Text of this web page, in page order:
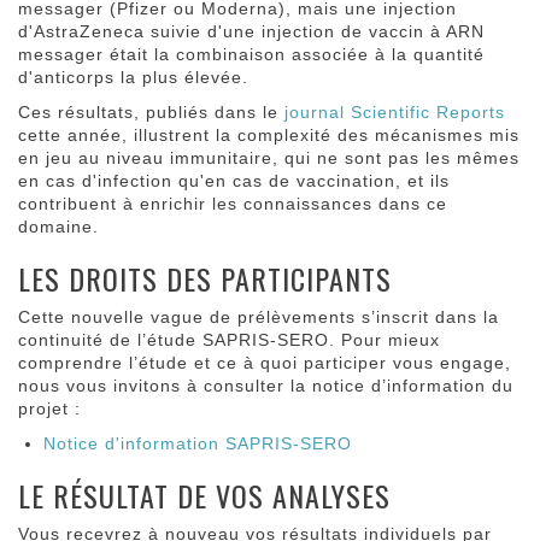
messager (Pfizer ou Moderna), mais une injection
d'AstraZeneca suivie d'une injection de vaccin à ARN
messager était la combinaison associée à la quantité
d'anticorps la plus élevée.
Ces résultats, publiés dans le journal Scientific Reports
cette année, illustrent la complexité des mécanismes mis
en jeu au niveau immunitaire, qui ne sont pas les mêmes
en cas d'infection qu'en cas de vaccination, et ils
contribuent à enrichir les connaissances dans ce
domaine.
LES DROITS DES PARTICIPANTS
Cette nouvelle vague de prélèvements s’inscrit dans la
continuité de l’étude SAPRIS-SERO. Pour mieux
comprendre l’étude et ce à quoi participer vous engage,
nous vous invitons à consulter la notice d’information du
projet :
Notice d'information SAPRIS-SERO
LE RÉSULTAT DE VOS ANALYSES
Vous recevrez à nouveau vos résultats individuels par